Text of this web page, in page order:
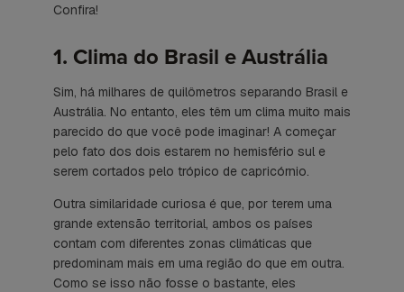
Confira!
1. Clima do Brasil e Austrália
Sim, há milhares de quilômetros separando Brasil e
Austrália. No entanto, eles têm um clima muito mais
parecido do que você pode imaginar! A começar
pelo fato dos dois estarem no hemisfério sul e
serem cortados pelo trópico de capricórnio.
Outra similaridade curiosa é que, por terem uma
grande extensão territorial, ambos os países
contam com diferentes zonas climáticas que
predominam mais em uma região do que em outra.
Como se isso não fosse o bastante, eles